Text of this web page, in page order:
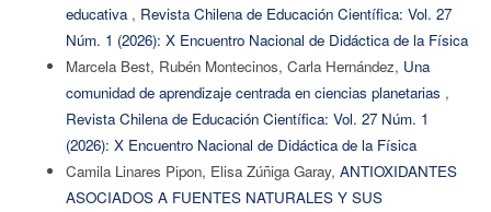
educativa , Revista Chilena de Educación Científica: Vol. 27
Núm. 1 (2026): X Encuentro Nacional de Didáctica de la Física
Marcela Best, Rubén Montecinos, Carla Hernández, Una
comunidad de aprendizaje centrada en ciencias planetarias ,
Revista Chilena de Educación Científica: Vol. 27 Núm. 1
(2026): X Encuentro Nacional de Didáctica de la Física
Camila Linares Pipon, Elisa Zúñiga Garay, ANTIOXIDANTES
ASOCIADOS A FUENTES NATURALES Y SUS